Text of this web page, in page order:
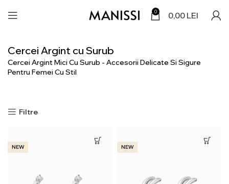
0 0,00 LEI
Cercei Argint cu Surub
Cercei Argint Mici Cu Surub - Accesorii Delicate Si Sigure
Pentru Femei Cu Stil
Filtre
NEW NEW